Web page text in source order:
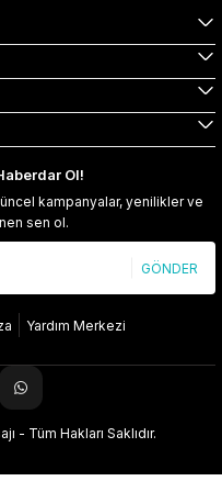
Ol!
kampanyalar, yenilikler ve
sen ol.
GÖNDER
Yardım Merkezi
- Tüm Hakları Saklıdır.